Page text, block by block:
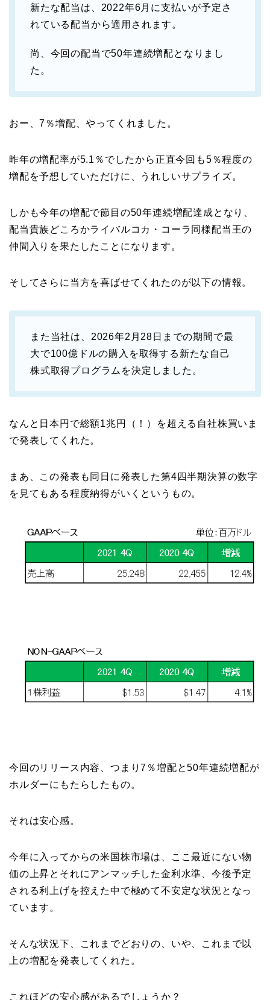
新たな配当は、2022年6月に支払いが予定さ
れている配当から適用されます。
尚、今回の配当で50年連続増配となりまし
た。
おー、7％増配、やってくれました。
昨年の増配率が5.1％でしたから正直今回も5％程度の
増配を予想していただけに、うれしいサプライズ。
しかも今年の増配で節目の50年連続増配達成となり、
配当貴族どころかライバルコカ・コーラ同様配当王の
仲間入りを果たしたことになります。
そしてさらに当方を喜ばせてくれたのが以下の情報。
また当社は、2026年2月28日までの期間で最
大で100億ドルの購入を取得する新たな自己
株式取得プログラムを決定しました。
なんと日本円で総額1兆円（！）を超える自社株買いま
で発表してくれた。
まあ、この発表も同日に発表した第4四半期決算の数字
を見てもある程度納得がいくというもの。
今回のリリース内容、つまり7％増配と50年連続増配が
ホルダーにもたらしたもの。
それは安心感。
今年に入ってからの米国株市場は、ここ最近にない物
価の上昇とそれにアンマッチした金利水準、今後予定
される利上げを控えた中で極めて不安定な状況となっ
ています。
そんな状況下、これまでどおりの、いや、これまで以
上の増配を発表してくれた。
これほどの安心感があるでしょうか？